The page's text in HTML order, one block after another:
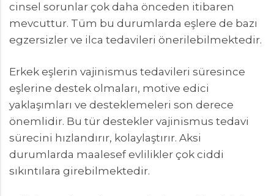
cinsel sorunlar çok daha önceden itibaren
mevcuttur. Tüm bu durumlarda eşlere de bazı
egzersizler ve ilca tedavileri önerilebilmektedir.
Erkek eşlerin vajinismus tedavileri süresince
eşlerine destek olmaları, motive edici
yaklaşımları ve desteklemeleri son derece
önemlidir. Bu tür destekler vajinismus tedavi
sürecini hızlandırır, kolaylaştırır. Aksi
durumlarda maalesef evlilikler çok ciddi
sıkıntılara girebilmektedir.